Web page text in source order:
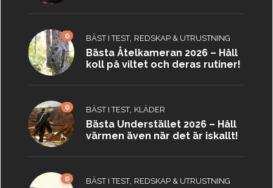
0 BÄST I TEST, REDSKAP & UTRUSTNING
Bästa Åtelkameran 2026 – Håll
koll på viltet och deras rutiner!
0 BÄST I TEST, KLÄDER
Bästa Understället 2026 – Håll
värmen även när det är iskallt!
0 BÄST I TEST, REDSKAP & UTRUSTNING